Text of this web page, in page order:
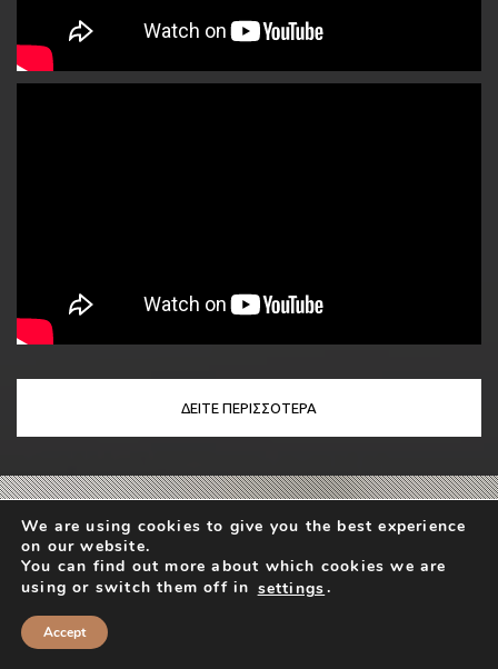
ΔΕΙΤΕ ΠΕΡΙΣΣΟΤΕΡΑ
BLOG
We are using cookies to give you the best experience
on our website.
You can find out more about which cookies we are
using or switch them off in settings.
Accept